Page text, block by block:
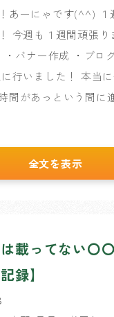
あーにゃです(^^) １
今週も１週間頑張り
・バナー作成 ・ブロ
行いました！ 本当
間があっという間に
全文を表示
載ってない〇
録】